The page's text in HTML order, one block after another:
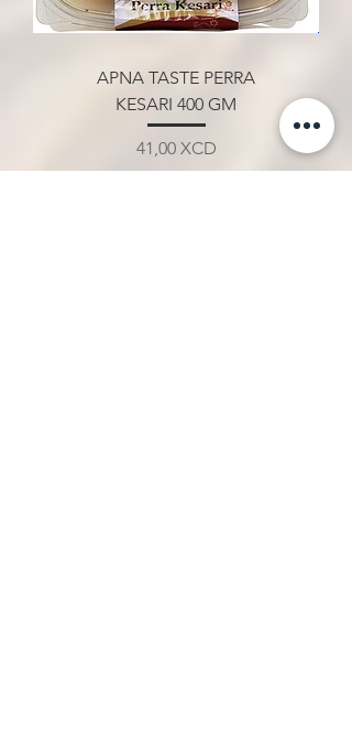
APNA TASTE PERRA
KESARI 400 GM
Prix
41,00 XCD